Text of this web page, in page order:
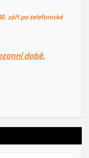
září po telefonické
době.